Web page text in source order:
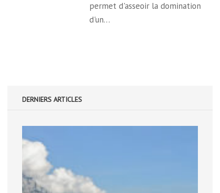
permet d'asseoir la domination
d'un…
DERNIERS ARTICLES